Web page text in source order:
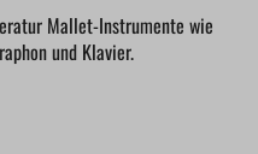
Mallet-Instrumente wie
und Klavier.